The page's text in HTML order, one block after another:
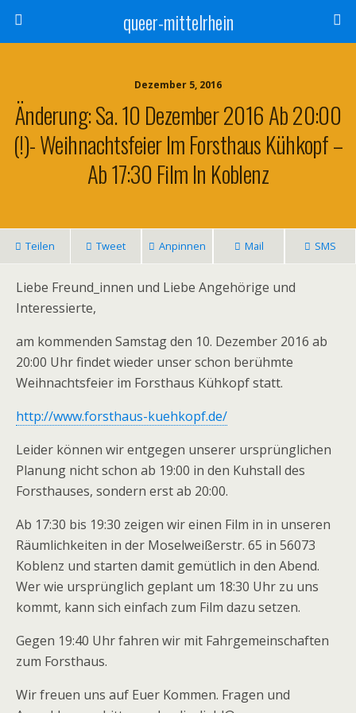
queer-mittelrhein
Dezember 5, 2016
Änderung: Sa. 10 Dezember 2016 Ab 20:00
(!)- Weihnachtsfeier Im Forsthaus Kühkopf –
Ab 17:30 Film In Koblenz
Teilen Tweet Anpinnen Mail SMS
Liebe Freund_innen und Liebe Angehörige und
Interessierte,
am kommenden Samstag den 10. Dezember 2016 ab
20:00 Uhr findet wieder unser schon berühmte
Weihnachtsfeier im Forsthaus Kühkopf statt.
http://www.forsthaus-kuehkopf.de/
Leider können wir entgegen unserer ursprünglichen
Planung nicht schon ab 19:00 in den Kuhstall des
Forsthauses, sondern erst ab 20:00.
Ab 17:30 bis 19:30 zeigen wir einen Film in in unseren
Räumlichkeiten in der Moselweißerstr. 65 in 56073
Koblenz und starten damit gemütlich in den Abend.
Wer wie ursprünglich geplant um 18:30 Uhr zu uns
kommt, kann sich einfach zum Film dazu setzen.
Gegen 19:40 Uhr fahren wir mit Fahrgemeinschaften
zum Forsthaus.
Wir freuen uns auf Euer Kommen. Fragen und